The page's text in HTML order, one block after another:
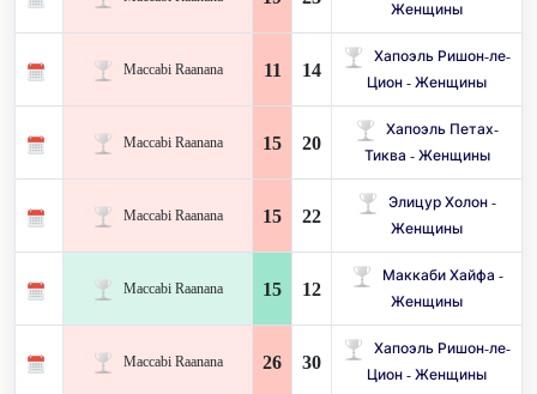
Женщины
Maccabi Raanana 11 14
Хапоэль Ришон-ле-
Цион - Женщины
Maccabi Raanana 15 20
Хапоэль Петах-
Тиква - Женщины
Maccabi Raanana 15 22
Элицур Холон -
Женщины
Maccabi Raanana 15 12
Маккаби Хайфа -
Женщины
Maccabi Raanana 26 30
Хапоэль Ришон-ле-
Цион - Женщины